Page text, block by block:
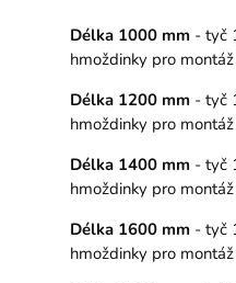
Délka 1000 mm - tyč
hmoždinky pro montáž
Délka 1200 mm - tyč
hmoždinky pro montáž
Délka 1400 mm - tyč
hmoždinky pro montáž
Délka 1600 mm - tyč
hmoždinky pro montáž